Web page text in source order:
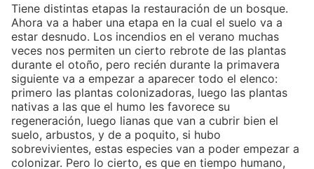
Tiene distintas etapas la restauración de un bosque.
Ahora va a haber una etapa en la cual el suelo va a
estar desnudo. Los incendios en el verano muchas
veces nos permiten un cierto rebrote de las plantas
durante el otoño, pero recién durante la primavera
siguiente va a empezar a aparecer todo el elenco:
primero las plantas colonizadoras, luego las plantas
nativas a las que el humo les favorece su
regeneración, luego lianas que van a cubrir bien el
suelo, arbustos, y de a poquito, si hubo
sobrevivientes, estas especies van a poder empezar a
colonizar. Pero lo cierto, es que en tiempo humano,